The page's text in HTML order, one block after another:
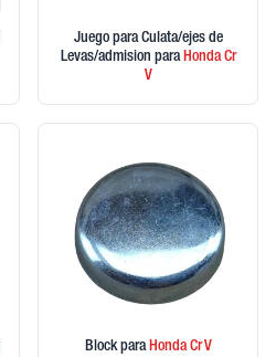
Juego para Culata/ejes de
Levas/admision paraHondaCr
V
Block paraHondaCr V